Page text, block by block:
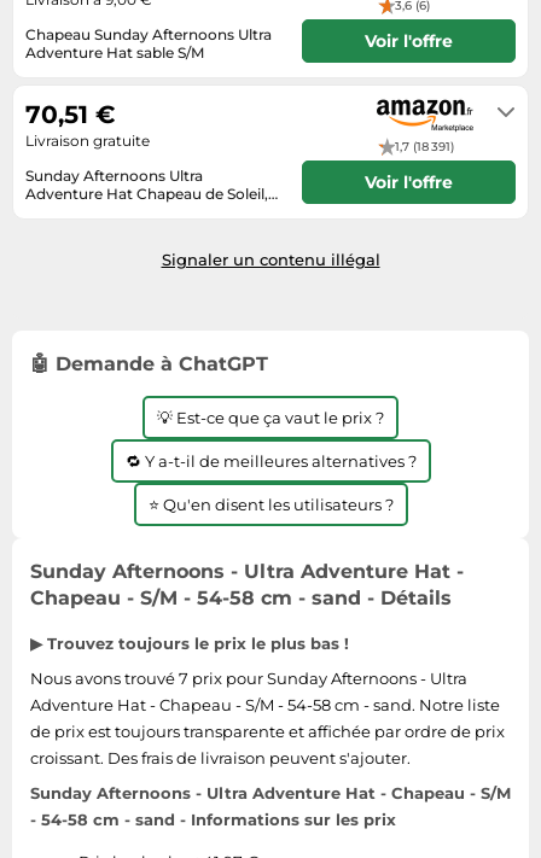
Tablettes tactiles
Tondeuses cheveux & barbe
Téléphonie
Téléviseurs
Télévision & vidéo
Chapeau Sunday Afternoons Ultra
Adventure Hat sable S/M
3,6 (6)
Voir l'offre
Sunday Afternoons Ultra
Adventure Hat Chapeau de Soleil,
1,7 (18 391)
70,51 €
Livraison gratuite
Voir l'offre
Signaler un contenu illégal
🤖 Demande à ChatGPT
💡 Est-ce que ça vaut le prix ?
🔁 Y a-t-il de meilleures alternatives ?
⭐ Qu'en disent les utilisateurs ?
Sunday Afternoons - Ultra Adventure Hat -
Chapeau - S/M - 54-58 cm - sand - Détails
▶ Trouvez toujours le prix le plus bas !
Nous avons trouvé 7 prix pour Sunday Afternoons - Ultra
Adventure Hat - Chapeau - S/M - 54-58 cm - sand. Notre liste
de prix est toujours transparente et affichée par ordre de prix
croissant. Des frais de livraison peuvent s'ajouter.
Sunday Afternoons - Ultra Adventure Hat - Chapeau - S/M
- 54-58 cm - sand - Informations sur les prix